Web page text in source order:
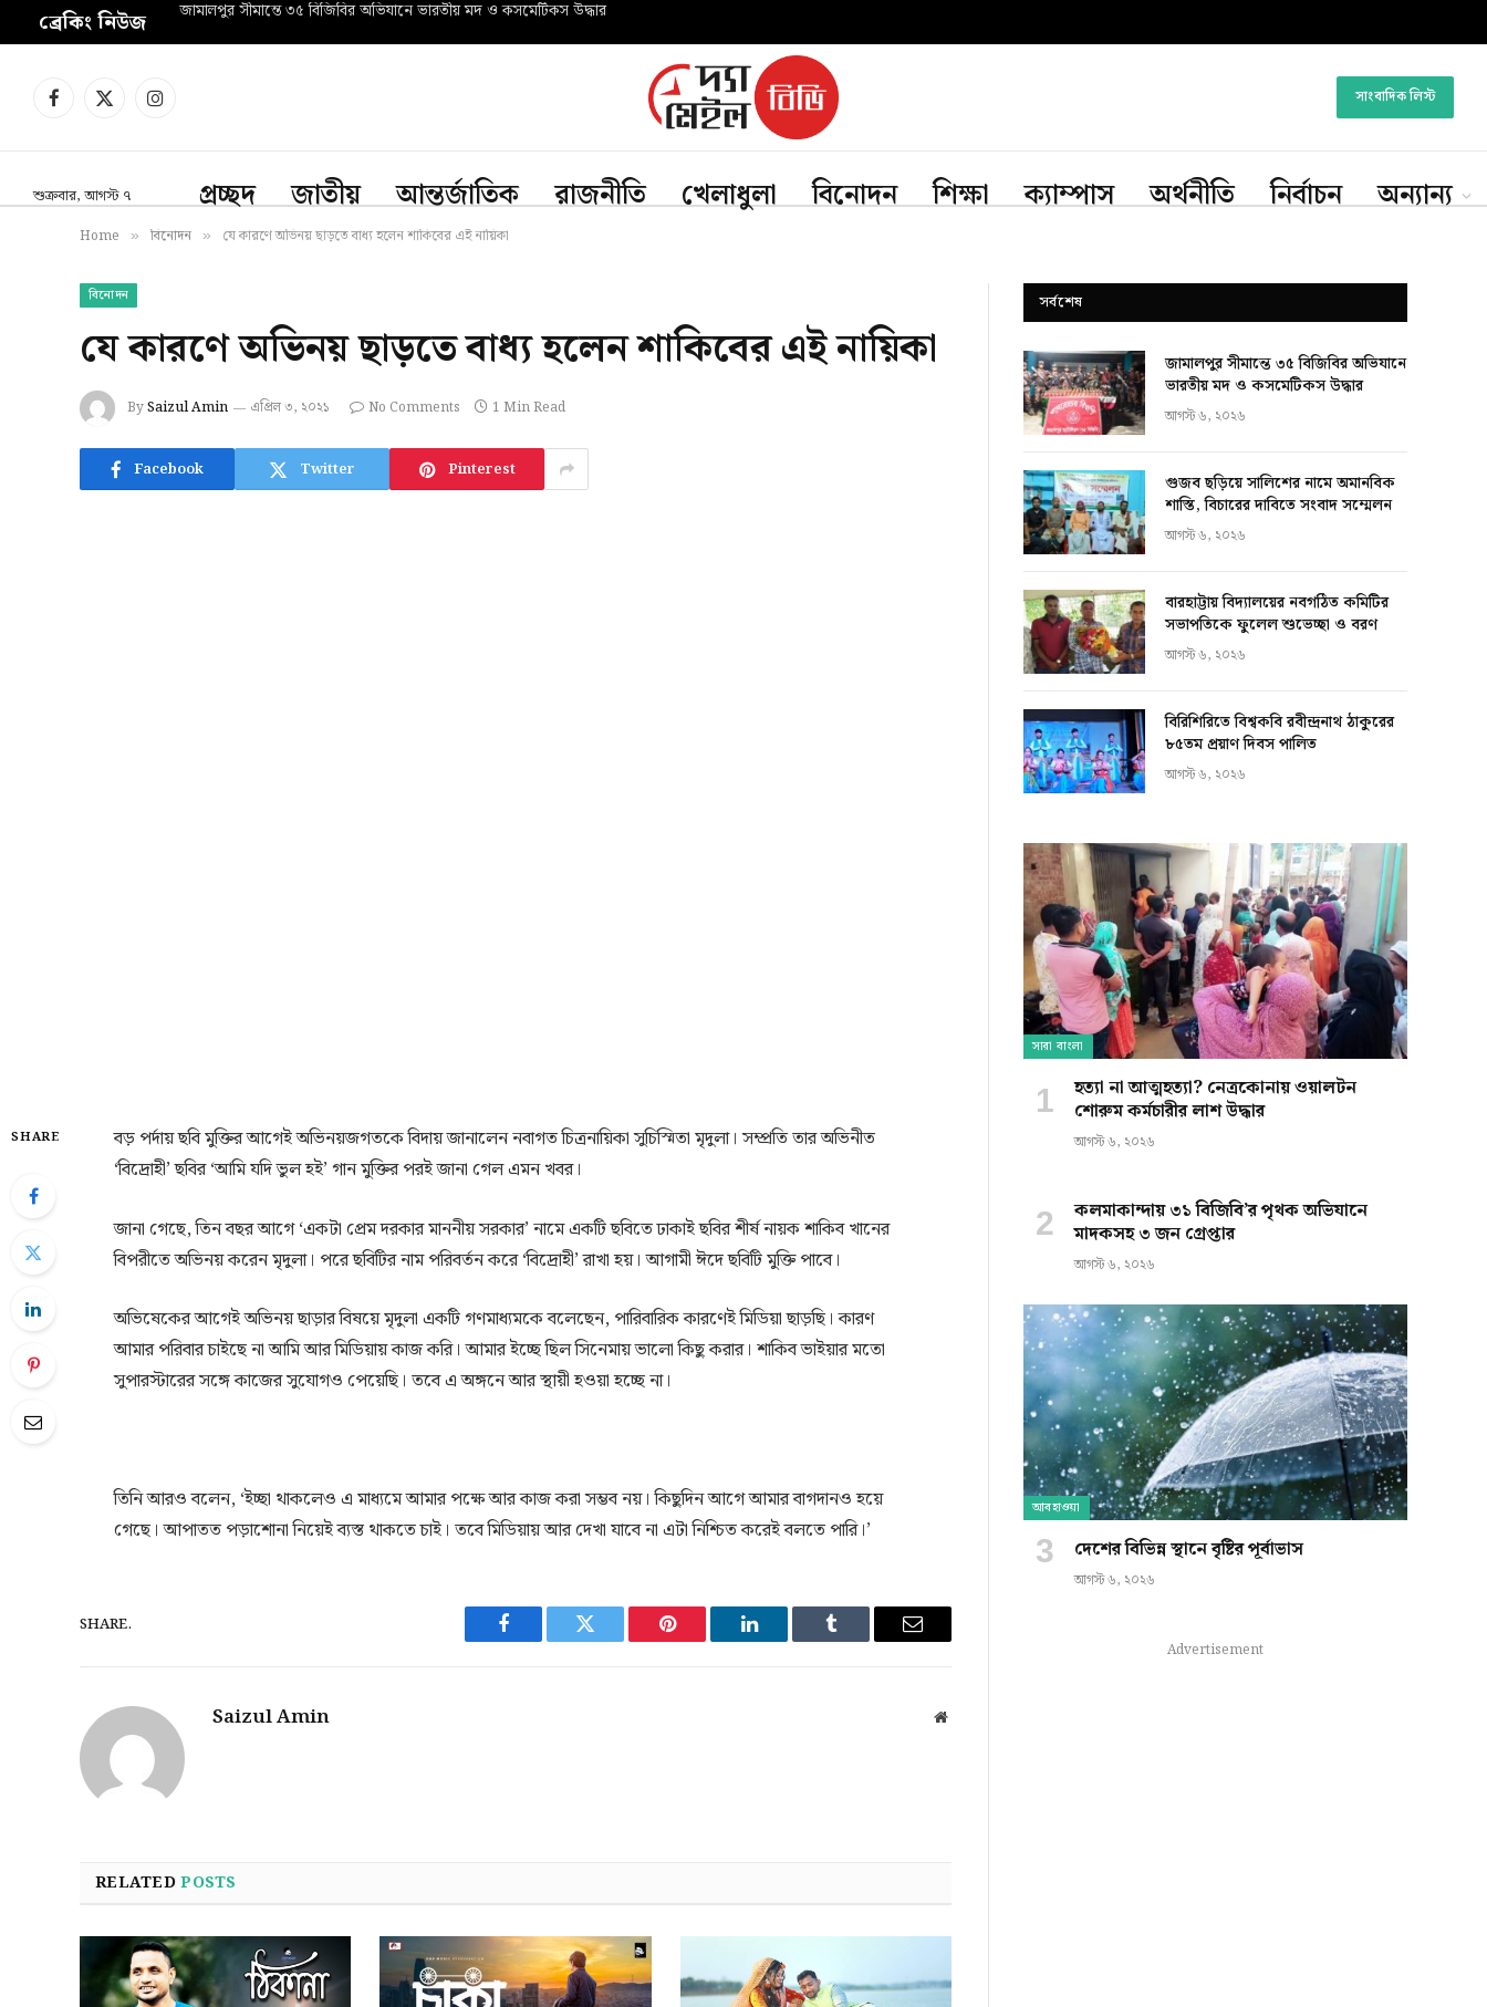
ব্রেকিং নিউজ জামালপুর সীমান্তে ৩৫ বিজিবির অভিযানে ভারতীয় মদ ও কসমেটিকস উদ্ধার
Facebook
X
Instagram সাংবাদিক লিস্ট
শুক্রবার, আগস্ট ৭ প্রচ্ছদ জাতীয় আন্তর্জাতিক রাজনীতি খেলাধুলা বিনোদন শিক্ষা ক্যাম্পাস অর্থনীতি নির্বাচন অন্যান্য
Home » বিনোদন » যে কারণে অভিনয় ছাড়তে বাধ্য হলেন শাকিবের এই নায়িকা
বিনোদন
যে কারণে অভিনয় ছাড়তে বাধ্য হলেন শাকিবের এই নায়িকা
BySaizul Amin এপ্রিল ৩, ২০২১ No Comments 1 Min Read
Facebook Twitter Pinterest
SHARE
বড় পর্দায় ছবি মুক্তির আগেই অভিনয়জগতকে বিদায় জানালেন নবাগত চিত্রনায়িকা সুচিস্মিতা মৃদুলা। সম্প্রতি তার অভিনীত
‘বিদ্রোহী’ ছবির ‘আমি যদি ভুল হই’ গান মুক্তির পরই জানা গেল এমন খবর।
জানা গেছে, তিন বছর আগে ‘একটা প্রেম দরকার মাননীয় সরকার’ নামে একটি ছবিতে ঢাকাই ছবির শীর্ষ নায়ক শাকিব খানের
বিপরীতে অভিনয় করেন মৃদুলা। পরে ছবিটির নাম পরিবর্তন করে ‘বিদ্রোহী’ রাখা হয়। আগামী ঈদে ছবিটি মুক্তি পাবে।
অভিষেকের আগেই অভিনয় ছাড়ার বিষয়ে মৃদুলা একটি গণমাধ্যমকে বলেছেন, পারিবারিক কারণেই মিডিয়া ছাড়ছি। কারণ
আমার পরিবার চাইছে না আমি আর মিডিয়ায় কাজ করি। আমার ইচ্ছে ছিল সিনেমায় ভালো কিছু করার। শাকিব ভাইয়ার মতো
সুপারস্টারের সঙ্গে কাজের সুযোগও পেয়েছি। তবে এ অঙ্গনে আর স্থায়ী হওয়া হচ্ছে না।
তিনি আরও বলেন, ‘ইচ্ছা থাকলেও এ মাধ্যমে আমার পক্ষে আর কাজ করা সম্ভব নয়। কিছুদিন আগে আমার বাগদানও হয়ে
গেছে। আপাতত পড়াশোনা নিয়েই ব্যস্ত থাকতে চাই। তবে মিডিয়ায় আর দেখা যাবে না এটা নিশ্চিত করেই বলতে পারি।’
SHARE.
Facebook Twitter Pinterest LinkedIn Tumblr Email
Saizul Amin Website
RELATEDPOSTS
সর্বশেষ
জামালপুর সীমান্তে ৩৫ বিজিবির অভিযানে
ভারতীয় মদ ও কসমেটিকস উদ্ধার
আগস্ট ৬, ২০২৬
গুজব ছড়িয়ে সালিশের নামে অমানবিক
শাস্তি, বিচারের দাবিতে সংবাদ সম্মেলন
আগস্ট ৬, ২০২৬
বারহাট্টায় বিদ্যালয়ের নবগঠিত কমিটির
সভাপতিকে ফুলেল শুভেচ্ছা ও বরণ
আগস্ট ৬, ২০২৬
বিরিশিরিতে বিশ্বকবি রবীন্দ্রনাথ ঠাকুরের
৮৫তম প্রয়াণ দিবস পালিত
আগস্ট ৬, ২০২৬
সারা বাংলা
হত্যা না আত্মহত্যা? নেত্রকোনায় ওয়ালটন
শোরুম কর্মচারীর লাশ উদ্ধার
আগস্ট ৬, ২০২৬
কলমাকান্দায় ৩১ বিজিবি’র পৃথক অভিযানে
মাদকসহ ৩ জন গ্রেপ্তার
আগস্ট ৬, ২০২৬
আবহাওয়া
দেশের বিভিন্ন স্থানে বৃষ্টির পূর্বাভাস
আগস্ট ৬, ২০২৬
Advertisement